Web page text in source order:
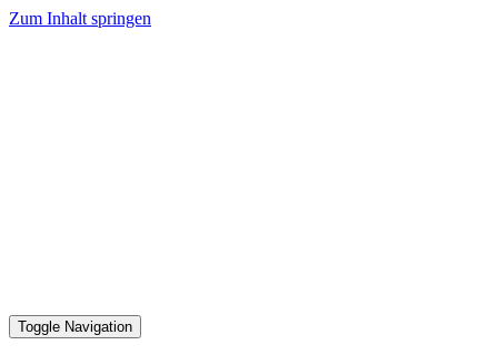
Zum Inhalt springen
Toggle Navigation